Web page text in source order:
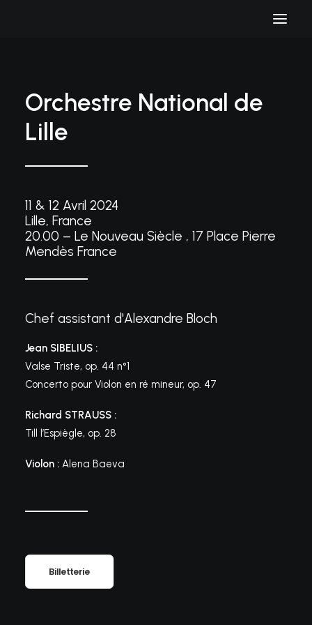
Orchestre National de
Lille
11 & 12 Avril 2024
Lille, France
20.00 – Le Nouveau Siècle , 17 Place Pierre
Mendès France
Chef assistant d'Alexandre Bloch
Jean SIBELIUS :
Valse Triste, op. 44 n°1
Concerto pour Violon en ré mineur, op. 47
Richard STRAUSS :
Till l’Espiègle, op. 28
Violon : Alena Baeva
Billetterie